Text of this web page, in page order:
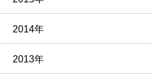
2014年
2013年